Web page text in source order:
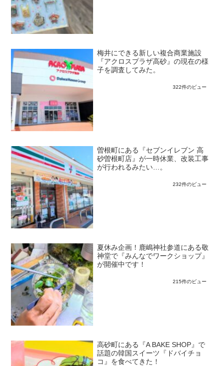
梅井にできる新しい複合商業施設
『アクロスプラザ高砂』の現在の様
子を調査してみた。
322件のビュー
曽根町にある『セブンイレブン 高
砂曽根町店』が一時休業、改装工事
が行われるみたい…。
232件のビュー
夏休み企画！鹿嶋神社参道にある敬
神堂で『みんなでワークショップ』
が開催中です！
215件のビュー
高砂町にある『A BAKE SHOP』で
話題の韓国スイーツ『ドバイチョ
コ』を食べてきた！